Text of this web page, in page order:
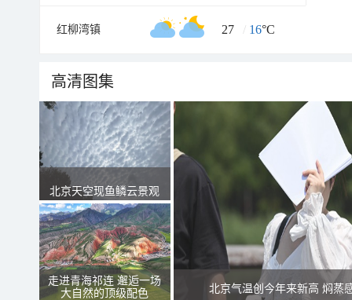
红柳湾镇 27 / 16°C
高清图集
北京天空现鱼鳞云景观
走进青海祁连 邂逅一场
大自然的顶级配色
北京气温创今年来新高 焖蒸